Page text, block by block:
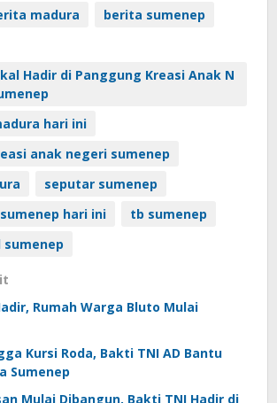
madura
berita sumenep
Hadir di Panggung Kreasi Anak N
hari ini
anak negeri sumenep
seputar sumenep
sumenep hari ini
tb sumenep
Rumah Warga Bluto Mulai
Kursi Roda, Bakti TNI AD Bantu
Sumenep
Mulai Dibangun, Bakti TNI Hadir di